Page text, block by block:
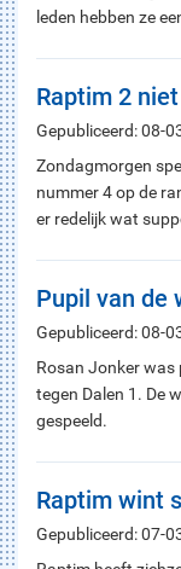
leden hebben ze
Raptim 2
Gepubliceerd: 08-
Zondagmorgen
nummer 4 op de
er redelijk wat
Pupil van de
Gepubliceerd: 08-
Rosan Jonker was
tegen Dalen 1. De
gespeeld.
Raptim wint
Gepubliceerd: 07-